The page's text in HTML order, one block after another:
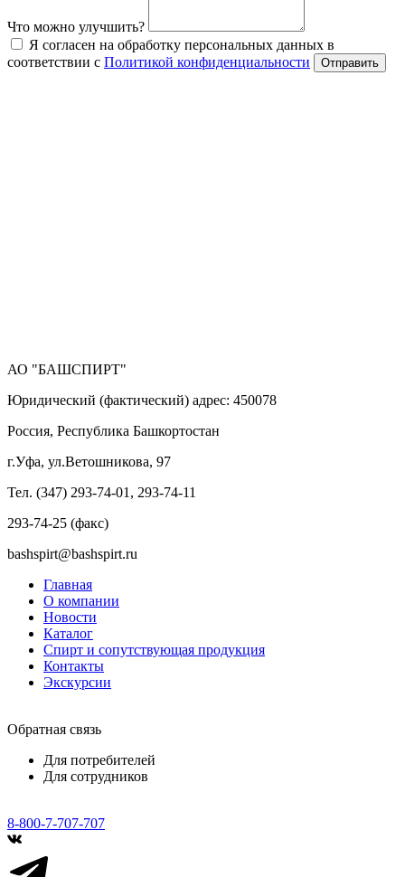
Что можно улучшить?
Я согласен на обработку персональных данных в
соответствии с Политикой конфиденциальности Отправить
АО "БАШСПИРТ"
Юридический (фактический) адрес: 450078
Россия, Республика Башкортостан
г.Уфа, ул.Ветошникова, 97
Тел. (347) 293-74-01, 293-74-11
293-74-25 (факс)
bashspirt@bashspirt.ru
Главная
О компании
Новости
Каталог
Спирт и сопутствующая продукция
Контакты
Экскурсии
Обратная связь
Для потребителей
Для сотрудников
8-800-7-707-707